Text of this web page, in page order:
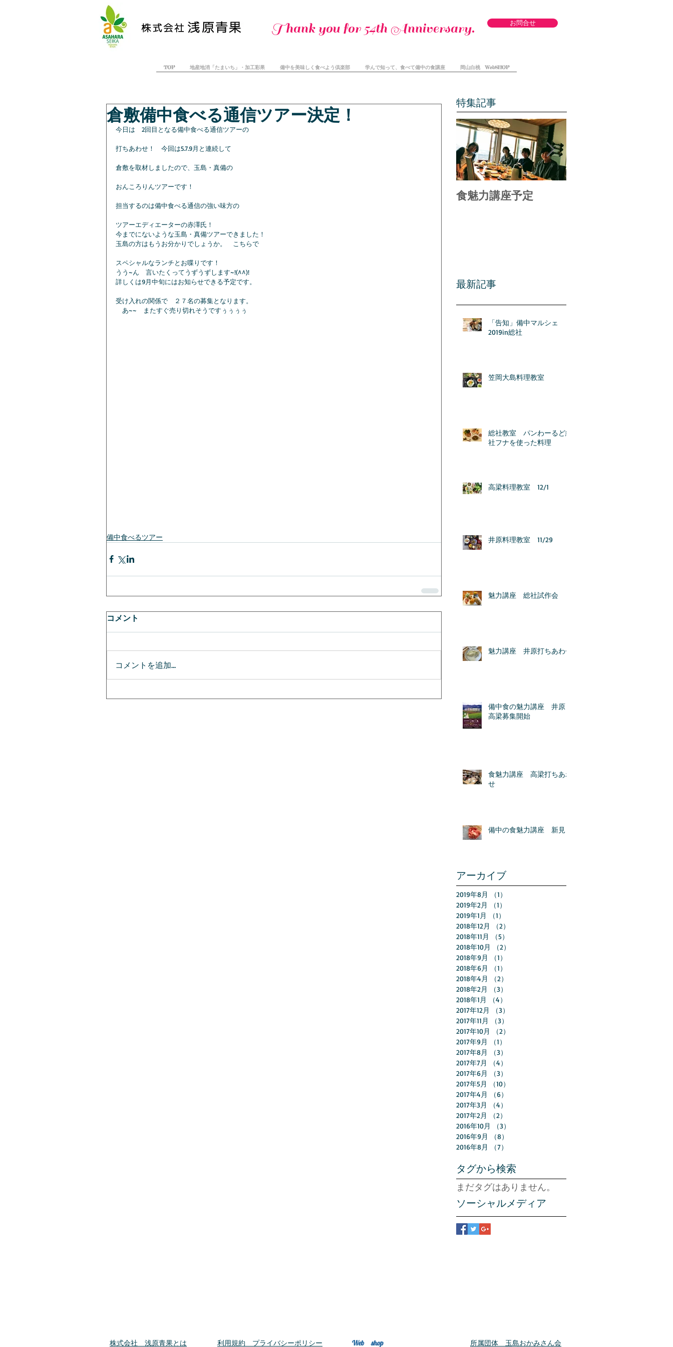
Thank you for 54th Anniversary. お問合せ
TOP 地産地消「たまいち」・加工彩果 備中を美味しく食べよう倶楽部 学んで知って、食べて備中の食講座 岡山白桃 WebSHOP
倉敷備中食べる通信ツアー決定！
今日は　2回目となる備中食べる通信ツアーの
打ちあわせ！　今回は5.7.9月と連続して
倉敷を取材しましたので、玉島・真備の
おんころりんツアーです！
担当するのは備中食べる通信の強い味方の
ツアーエディエーターの赤澤氏！
今までにないような玉島・真備ツアーできました！
玉島の方はもうお分かりでしょうか。　こちらで
スペシャルなランチとお喋りです！
うう~ん　言いたくってうずうずします~!(^^)!
詳しくは9月中旬にはお知らせできる予定です。
受け入れの関係で　２７名の募集となります。
あ~~　またすぐ売り切れそうですぅぅぅぅ
備中食べるツアー
コメント
コメントを追加…
特集記事
食魅力講座予定
最新記事
「告知」備中マルシェ
2019in総社
笠岡大島料理教室
総社教室 パンわーるど総
社フナを使った料理
高梁料理教室 12/1
井原料理教室 11/29
魅力講座 総社試作会
魅力講座 井原打ちあわせ
備中食の魅力講座 井原＆
高梁募集開始
食魅力講座 高梁打ちあわ
せ
備中の食魅力講座 新見
アーカイブ
2019年8月 （1）
2019年2月
（1）
2019年1月
（1）
2018年12月
（2）
2018年11月
（5）
2018年10月
（2）
2018年9月
（1）
2018年6月
（1）
2018年4月
（2）
2018年2月
（3）
2018年1月
（4）
2017年12月
（3）
2017年11月
（3）
2017年10月
（2）
2017年9月
（1）
2017年8月
（3）
2017年7月
（4）
2017年6月
（3）
2017年5月
（10）
2017年4月
（6）
2017年3月
（4）
2017年2月
（2）
2016年10月
（3）
2016年9月
（8）
2016年8月
（7）
タグから検索
まだタグはありません。
ソーシャルメディア
​株式会社 浅原青果とは ​利用規約 プライバシーポリシー Web shop 所属団体 玉島おかみさん会